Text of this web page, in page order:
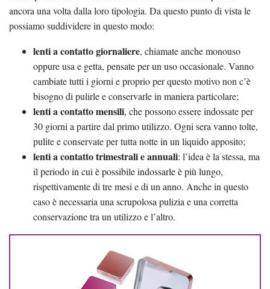
ancora una volta dalla loro tipologia. Da questo punto di vista le
possiamo suddividere in questo modo:
lenti a contatto giornaliere, chiamate anche monouso
oppure usa e getta, pensate per un uso occasionale. Vanno
cambiate tutti i giorni e proprio per questo motivo non c’è
bisogno di pulirle e conservarle in maniera particolare;
lenti a contatto mensili, che possono essere indossate per
30 giorni a partire dal primo utilizzo. Ogni sera vanno tolte,
pulite e conservate per tutta notte in un liquido apposito;
lenti a contatto trimestrali e annuali: l’idea è la stessa, ma
il periodo in cui è possibile indossarle è più lungo,
rispettivamente di tre mesi e di un anno. Anche in questo
caso è necessaria una scrupolosa pulizia e una corretta
conservazione tra un utilizzo e l’altro.